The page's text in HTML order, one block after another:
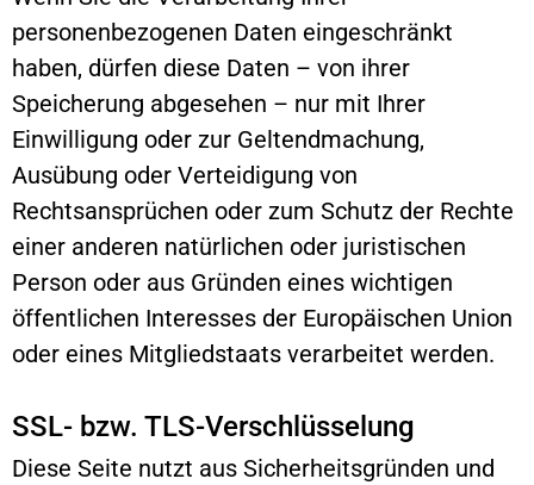
personenbezogenen Daten eingeschränkt
haben, dürfen diese Daten – von ihrer
Speicherung abgesehen – nur mit Ihrer
Einwilligung oder zur Geltendmachung,
Ausübung oder Verteidigung von
Rechtsansprüchen oder zum Schutz der Rechte
einer anderen natürlichen oder juristischen
Person oder aus Gründen eines wichtigen
öffentlichen Interesses der Europäischen Union
oder eines Mitgliedstaats verarbeitet werden.
SSL- bzw. TLS-Verschlüsselung
Diese Seite nutzt aus Sicherheitsgründen und